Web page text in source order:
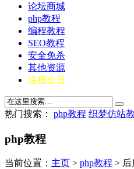
论坛商城
php教程
编程教程
SEO教程
安全免杀
其他资源
注册会员
热门搜索： php教程 织梦仿站
php教程
当前位置： 主页 > php教程 > 后